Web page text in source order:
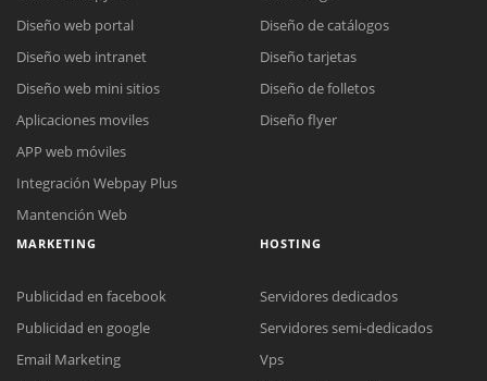
Diseño web portal
Diseño web intranet
Diseño web mini sitios
Aplicaciones moviles
APP web móviles
Integración Webpay Plus
Mantención Web
Diseño de catálogos
Diseño tarjetas
Diseño de folletos
Diseño flyer
MARKETING
Publicidad en facebook
Publicidad en google
Email Marketing
HOSTING
Servidores dedicados
Servidores semi-dedicados
Vps